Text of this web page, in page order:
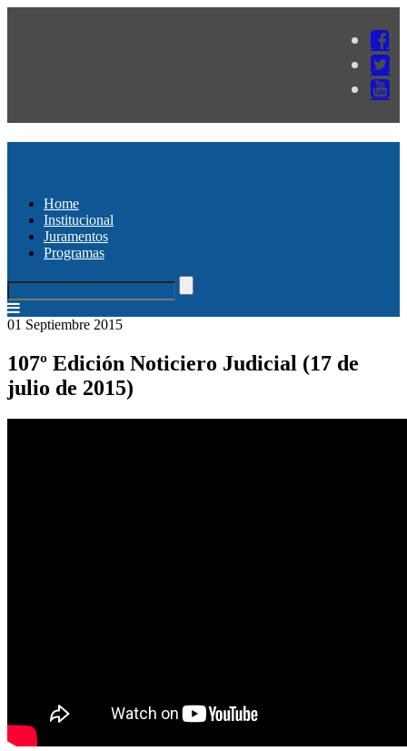
Home
Institucional
Juramentos
Programas
01 Septiembre 2015
107º Edición Noticiero Judicial (17 de
julio de 2015)